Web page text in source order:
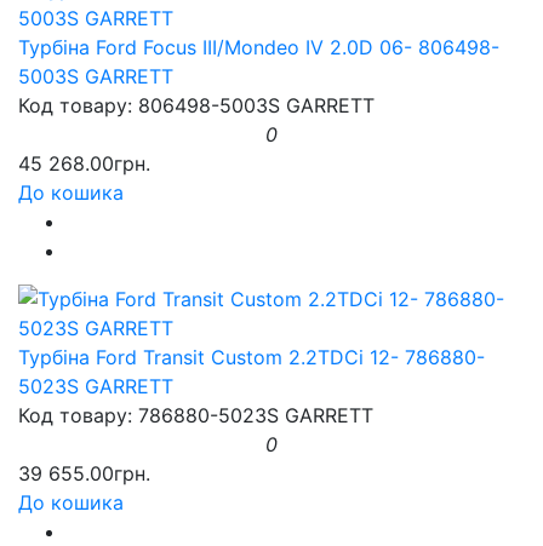
Турбіна Ford Focus III/Mondeo IV 2.0D 06- 806498-
5003S GARRETT
Код товару: 806498-5003S GARRETT
0
45 268.00грн.
До кошика
Турбіна Ford Transit Custom 2.2TDCi 12- 786880-
5023S GARRETT
Код товару: 786880-5023S GARRETT
0
39 655.00грн.
До кошика